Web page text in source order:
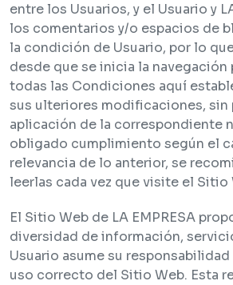
entre los Usuarios, y el Usuario y
los comentarios y/o espacios de
la condición de Usuario, por lo
desde que se inicia la navegación
todas las Condiciones aquí
sus ulteriores modificaciones, sin
aplicación de la correspondiente
obligado cumplimiento según el
relevancia de lo anterior, se
leerlas cada vez que visite el Sitio
El Sitio Web de LA EMPRESA
diversidad de información,
Usuario asume su responsabilidad
uso correcto del Sitio Web. Esta